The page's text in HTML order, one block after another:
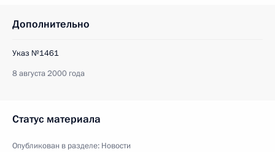
Дополнительно
Указ №1461
8 августа 2000 года
Статус материала
Опубликован в разделе: Новости